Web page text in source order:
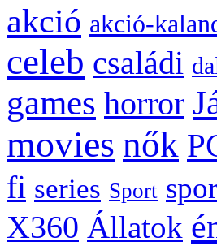
akció akció-
celeb családi
games horror
movies nők
fi series Sport
X360 Állatok